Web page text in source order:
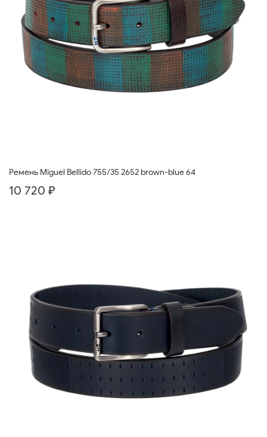
Ремень Miguel Bellido 755/35 2652 brown-blue 64
10 720 ₽